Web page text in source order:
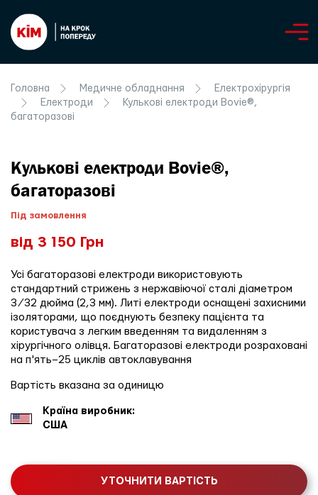
Головна Медичне обладнання
Електрохірургія
Електроди
Кулькові електроди Bovie®,
багаторазові
Кулькові електроди Bovie®,
багаторазові
Під замовлення
від 3 150 Грн
Усі багаторазові електроди використовують
стандартний стрижень з нержавіючої сталі діаметром
3⁄32 дюйма (2,3 мм). Литі електроди оснащені захисними
ізоляторами, що поєднують безпеку пацієнта та
користувача з легким введенням та видаленням з
хірургічного олівця. Багаторазові електроди розраховані
на п'ять–25 циклів автоклавування
Вартість вказана за одиницю
Країна виробник:
США
УТОЧНИТИ ВАРТІСТЬ